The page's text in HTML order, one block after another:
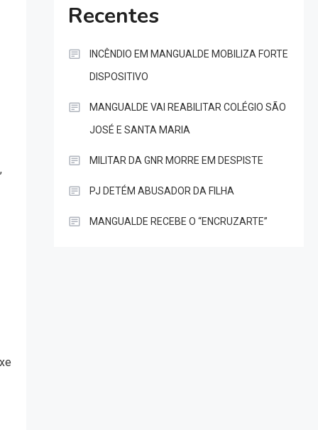
Recentes
INCÊNDIO EM MANGUALDE MOBILIZA FORTE
DISPOSITIVO
MANGUALDE VAI REABILITAR COLÉGIO SÃO
JOSÉ E SANTA MARIA
MILITAR DA GNR MORRE EM DESPISTE
PJ DETÉM ABUSADOR DA FILHA
MANGUALDE RECEBE O “ENCRUZARTE”